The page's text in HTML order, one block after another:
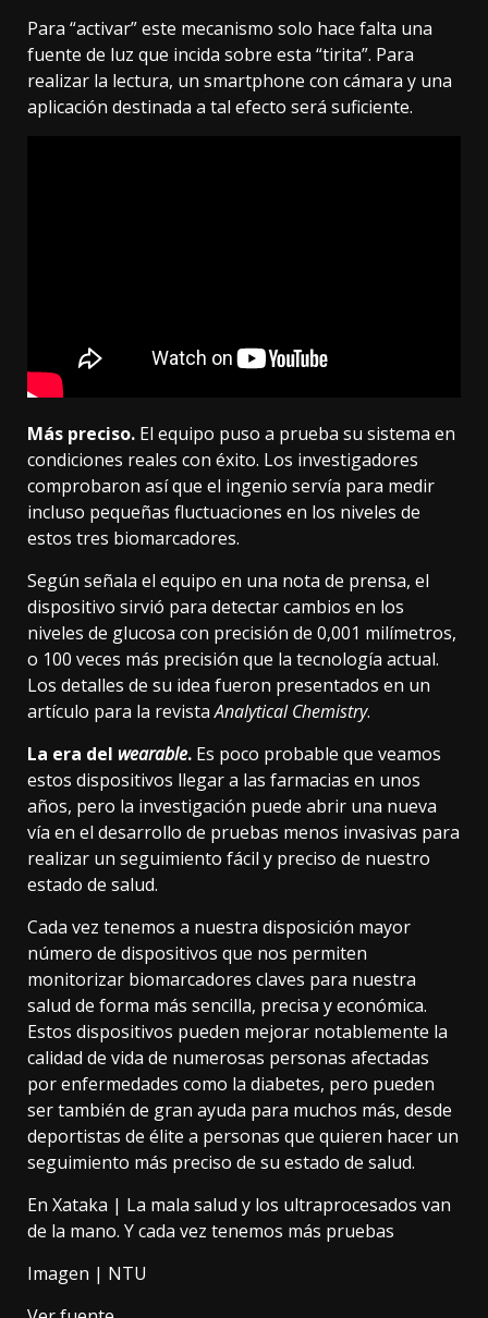
Para “activar” este mecanismo solo hace falta una
fuente de luz que incida sobre esta “tirita”. Para
realizar la lectura, un smartphone con cámara y una
aplicación destinada a tal efecto será suficiente.
Más preciso. El equipo puso a prueba su sistema en
condiciones reales con éxito. Los investigadores
comprobaron así que el ingenio servía para medir
incluso pequeñas fluctuaciones en los niveles de
estos tres biomarcadores.
Según señala el equipo en una nota de prensa, el
dispositivo sirvió para detectar cambios en los
niveles de glucosa con precisión de 0,001 milímetros,
o 100 veces más precisión que la tecnología actual.
Los detalles de su idea fueron presentados en un
artículo para la revistaAnalytical Chemistry.
La era del wearable. Es poco probable que veamos
estos dispositivos llegar a las farmacias en unos
años, pero la investigación puede abrir una nueva
vía en el desarrollo de pruebas menos invasivas para
realizar un seguimiento fácil y preciso de nuestro
estado de salud.
Cada vez tenemos a nuestra disposición mayor
número de dispositivos que nos permiten
monitorizar biomarcadores claves para nuestra
salud de forma más sencilla, precisa y económica.
Estos dispositivos pueden mejorar notablemente la
calidad de vida de numerosas personas afectadas
por enfermedades como la diabetes, pero pueden
ser también de gran ayuda para muchos más, desde
deportistas de élite a personas que quieren hacer un
seguimiento más preciso de su estado de salud.
En Xataka | La mala salud y los ultraprocesados van
de la mano. Y cada vez tenemos más pruebas
Imagen | NTU